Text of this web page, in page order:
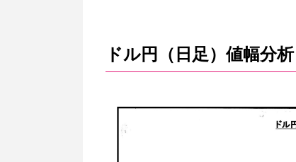
ドル円（日足）値幅分析